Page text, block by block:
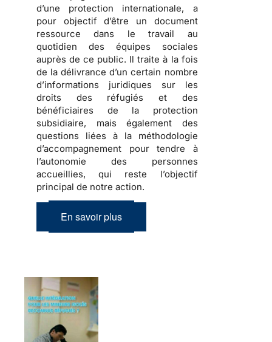
d’une protection internationale, a
pour objectif d’être un document
ressource dans le travail au
quotidien des équipes sociales
auprès de ce public. Il traite à la fois
de ladélivrance d’un certain nombre
d’informations juridiques sur les
droits des réfugiés et des
bénéficiaires de la protection
subsidiaire, mais également des
questions liées à la méthodologie
d’accompagnement pour tendre à
l’autonomie des personnes
accueillies, qui reste l’objectif
principal de notre action.
En savoir plus